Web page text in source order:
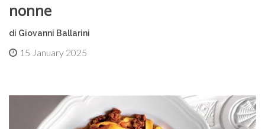
nonne
di Giovanni Ballarini
15 January 2025